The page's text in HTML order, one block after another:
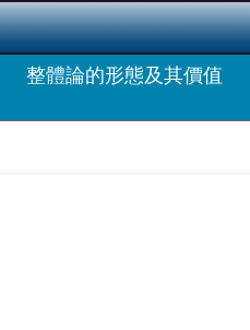
整體論的形態及其價值